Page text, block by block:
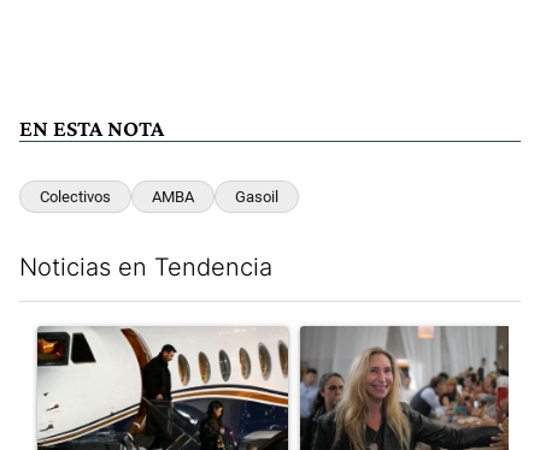
EN ESTA NOTA
Colectivos AMBA Gasoil
Noticias en Tendencia
Un artículo de tendencia con el título "Lionel Messi llegó a
Un artículo de tendencia